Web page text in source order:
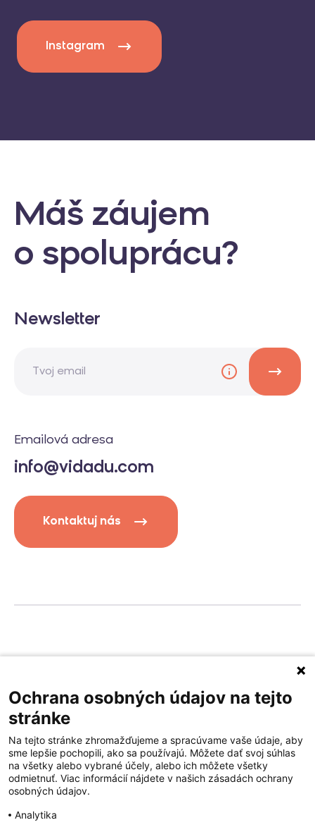
Instagram
Máš záujem
o spoluprácu?
Newsletter
Emailová adresa
info@vidadu.com
Kontaktuj nás
© 2026 Vidadu.
Ochrana osobných údajov na tejto
stránke
Na tejto stránke zhromažďujeme a spracúvame vaše údaje, aby
sme lepšie pochopili, ako sa používajú. Môžete dať svoj súhlas
na všetky alebo vybrané účely, alebo ich môžete všetky
odmietnuť. Viac informácií nájdete v našich zásadách ochrany
osobných údajov.
Analytika